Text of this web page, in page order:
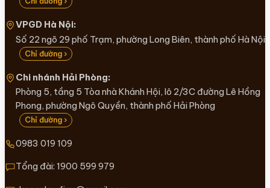
VPGD Hà Nội:
Số 22 ngõ 29 phố Trạm, phường Long Biên, thành phố Hà Nội
Chỉ đường ›
Chi nhánh Hải Phòng:
Phòng 5, tầng 5 Tòa nhà Khánh Hội, lô 2/3C đường Lê Hồng
Phong, phường Ngô Quyền, thành phố Hải Phòng
Chỉ đường ›
0983 019 109
Tổng đài: 1900 599 979